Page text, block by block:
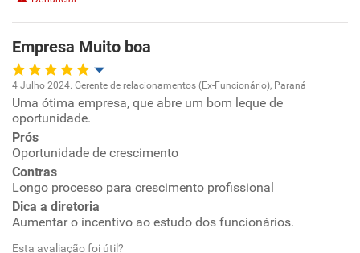
Benefícios
Recomenda esta empresa
Recomenda a diretoria
Empresa Muito boa
Oportunidade de promoção
Ambiente de trabalho
Conciliação com a vida familiar
Benefícios
4 Julho 2024. Gerente de relacionamentos (Ex-Funcionário), Paraná
Uma ótima empresa, que abre um bom leque de
oportunidade.
Prós
Oportunidade de crescimento
Contras
Longo processo para crescimento profissional
Dica a diretoria
Aumentar o incentivo ao estudo dos funcionários.
Esta avaliação foi útil?